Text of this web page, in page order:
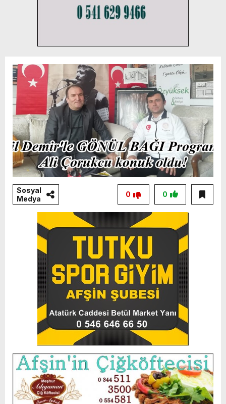
Sosyal
Medya
0
0